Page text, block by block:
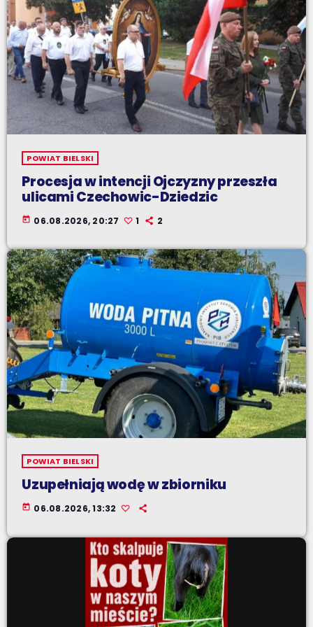
POWIAT BIELSKI
Procesja w intencji Ojczyzny przeszła
ulicami Czechowic-Dziedzic
today 06.08.2026, 20:27 1 2
POWIAT BIELSKI
Uzupełniają wodę w zbiorniku
today 06.08.2026, 13:32